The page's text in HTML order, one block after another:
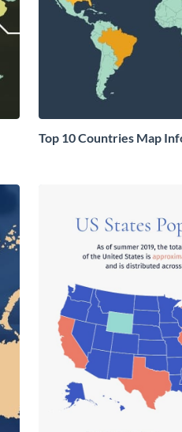
Top 10 Countries Map